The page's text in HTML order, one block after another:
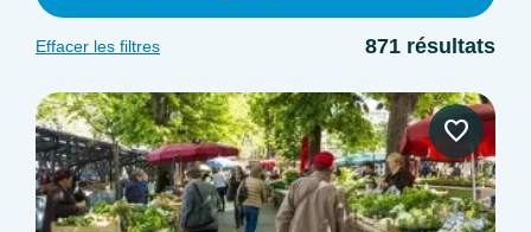
Effacer les filtres 871 résultats